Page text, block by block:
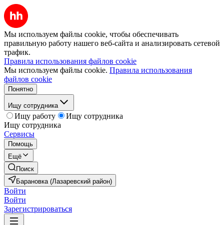
Мы используем файлы cookie, чтобы обеспечивать
правильную работу нашего веб-сайта и анализировать сетевой
трафик.
Правила использования файлов cookie
Мы используем файлы cookie. Правила использования
файлов cookie
Понятно
Ищу сотрудника
Ищу работу
Ищу сотрудника
Ищу сотрудника
Сервисы
Помощь
Ещё
Поиск
Барановка (Лазаревский район)
Войти
Войти
Зарегистрироваться